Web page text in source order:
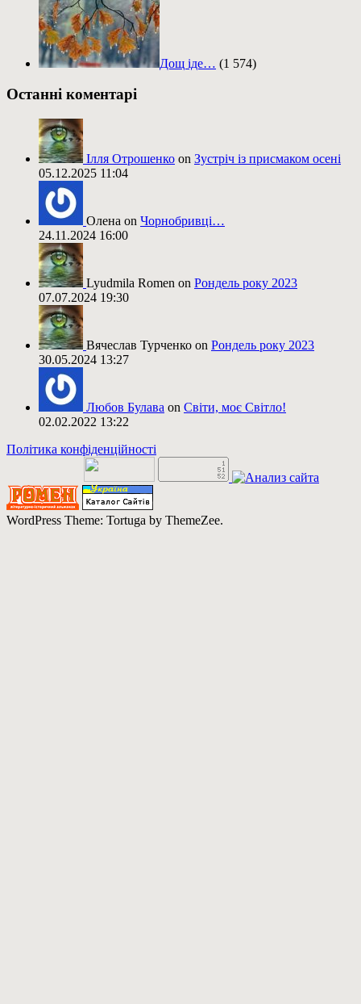
Дощ іде… (1 574)
Останні коментарі
Ілля Отрошенко on Зустріч із присмаком осені
05.12.2025 11:04
Олена on Чорнобривці…
24.11.2024 16:00
Lyudmila Romen on Рондель року 2023
07.07.2024 19:30
Вячеслав Турченко on Рондель року 2023
30.05.2024 13:27
Любов Булава on Світи, моє Світло!
02.02.2022 13:22
Політика конфіденційності
WordPress Theme: Tortuga by ThemeZee.